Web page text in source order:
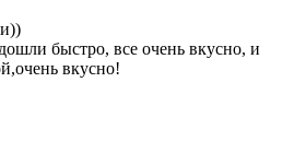
быстро, все очень вкусно, и
вкусно!